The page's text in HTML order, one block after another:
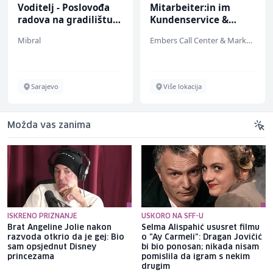
Voditelj - Poslovođa
radova na gradilištu
Mibral
Sarajevo
Mitarbeiter:in im
Kundenservice &
Embers Call Center & Marketing
Više lokacija
Možda vas zanima
ISKRENO PRIZNANJE
Brat Angeline Jolie nakon
razvoda otkrio da je gej: Bio
sam opsjednut Disney
princezama
USKORO NA SFF-U
Selma Alispahić ususret filmu
o "Ay Carmeli": Dragan Jovičić
bi bio ponosan; nikada nisam
pomislila da igram s nekim
drugim